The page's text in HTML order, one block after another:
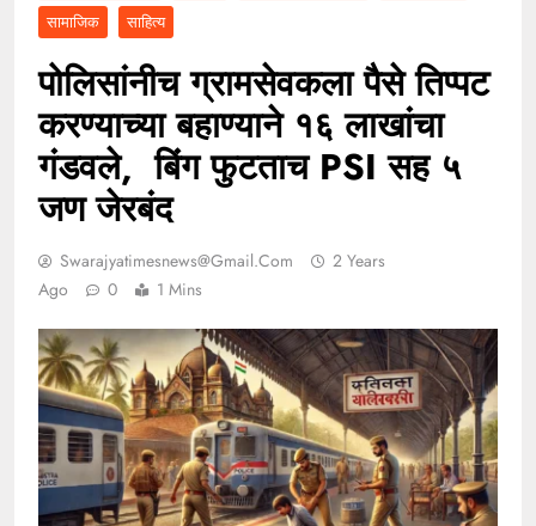
सामाजिक
साहित्य
पोलिसांनीच ग्रामसेवकला पैसे तिप्पट
करण्याच्या बहाण्याने १६ लाखांचा
गंडवले, बिंग फुटताच PSI सह ५
जण जेरबंद
Swarajyatimesnews@gmail.com
2 Years
Ago
0 1 Mins